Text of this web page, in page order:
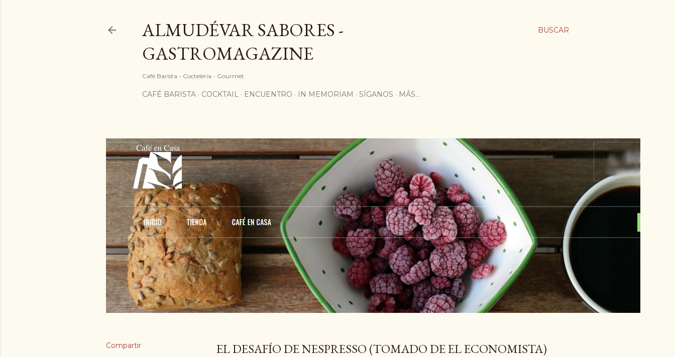
BUSCAR
ALMUDÉVAR SABORES -
GASTROMAGAZINE
Café Barista - Coctelería - Gourmet
CAFÉ BARISTA COCKTAIL ENCUENTRO IN MEMORIAM SÍGANOS MÁS…
Compartir EL DESAFÍO DE NESPRESSO (TOMADO DE EL ECONOMISTA)